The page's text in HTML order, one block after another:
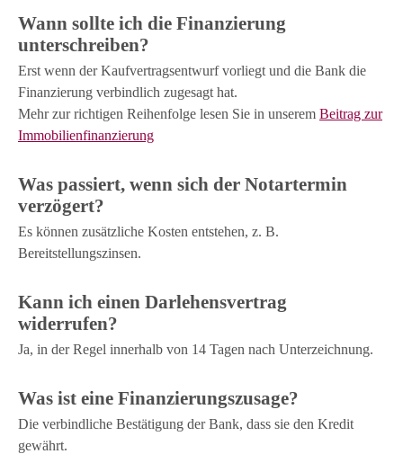
Wann sollte ich die Finanzierung
unterschreiben?
Erst wenn der Kaufvertragsentwurf vorliegt und die Bank die
Finanzierung verbindlich zugesagt hat.
Mehr zur richtigen Reihenfolge lesen Sie in unserem Beitrag zur
Immobilienfinanzierung
Was passiert, wenn sich der Notartermin
verzögert?
Es können zusätzliche Kosten entstehen, z. B.
Bereitstellungszinsen.
Kann ich einen Darlehensvertrag
widerrufen?
Ja, in der Regel innerhalb von 14 Tagen nach Unterzeichnung.
Was ist eine Finanzierungszusage?
Die verbindliche Bestätigung der Bank, dass sie den Kredit
gewährt.